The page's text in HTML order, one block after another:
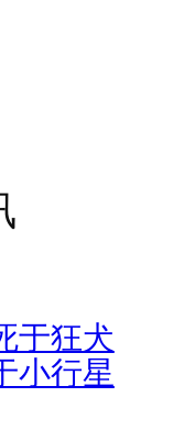
于狂犬
小行星